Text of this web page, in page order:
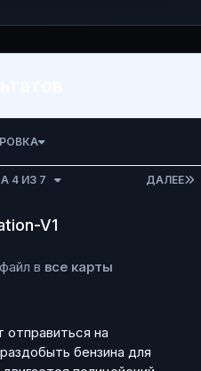
ДАЛЕЕ
4 ИЗ 7
V1
в все карты
на
бензина для